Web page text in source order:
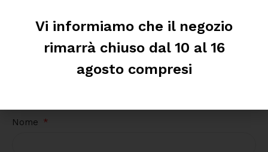
Nome
Vi informiamo che il negozio
rimarrà chiuso dal 10 al 16
agosto compresi